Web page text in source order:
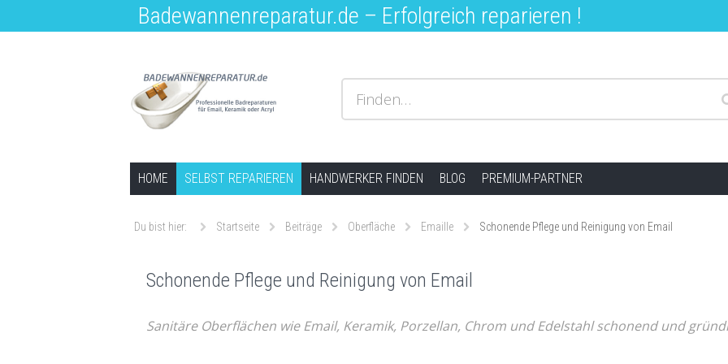
Badewannenreparatur.de – Erfolgreich reparieren !
Finden…
HOME SELBST REPARIEREN HANDWERKER FINDEN BLOG PREMIUM-PARTNER
Du bist hier: Startseite Beiträge Oberfläche Emaille Schonende Pflege und Reinigung von Email
Schonende Pflege und Reinigung von Email
Sanitäre Oberflächen wie Email, Keramik, Porzellan, Chrom und Edelstahl schonend und